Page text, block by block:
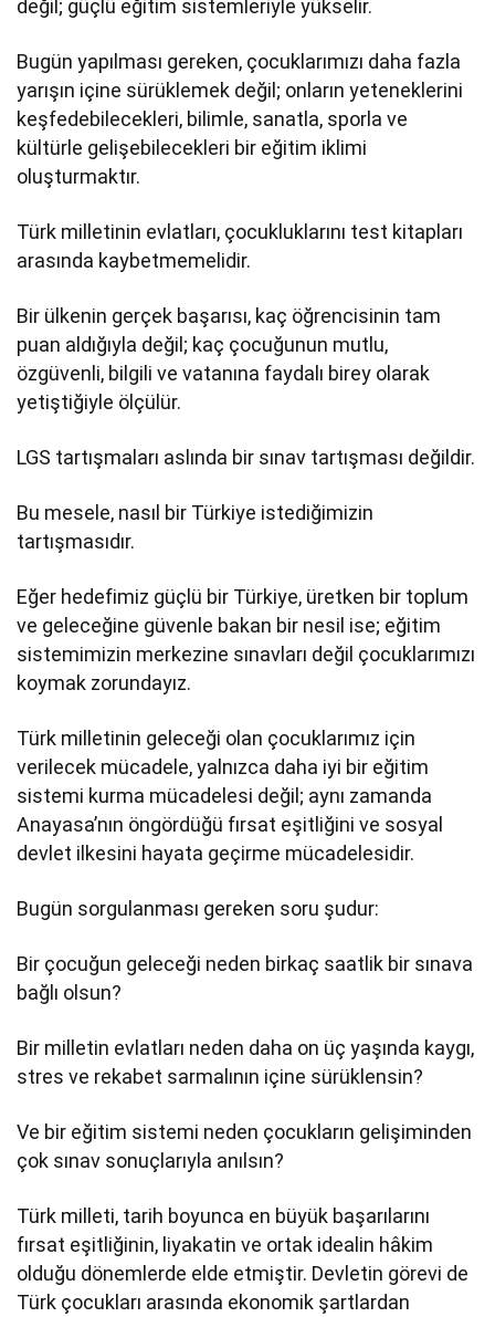
değil; güçlü eğitim sistemleriyle yükselir.
Bugün yapılması gereken, çocuklarımızı daha fazla
yarışın içine sürüklemek değil; onların yeteneklerini
keşfedebilecekleri, bilimle, sanatla, sporla ve
kültürle gelişebilecekleri bir eğitim iklimi
oluşturmaktır.
Türk milletinin evlatları, çocukluklarını test kitapları
arasında kaybetmemelidir.
Bir ülkenin gerçek başarısı, kaç öğrencisinin tam
puan aldığıyla değil; kaç çocuğunun mutlu,
özgüvenli, bilgili ve vatanına faydalı birey olarak
yetiştiğiyle ölçülür.
LGS tartışmaları aslında bir sınav tartışması değildir.
Bu mesele, nasıl bir Türkiye istediğimizin
tartışmasıdır.
Eğer hedefimiz güçlü bir Türkiye, üretken bir toplum
ve geleceğine güvenle bakan bir nesil ise; eğitim
sistemimizin merkezine sınavları değil çocuklarımızı
koymak zorundayız.
Türk milletinin geleceği olan çocuklarımız için
verilecek mücadele, yalnızca daha iyi bir eğitim
sistemi kurma mücadelesi değil; aynı zamanda
Anayasa’nın öngördüğü fırsat eşitliğini ve sosyal
devlet ilkesini hayata geçirme mücadelesidir.
Bugün sorgulanması gereken soru şudur:
Bir çocuğun geleceği neden birkaç saatlik bir sınava
bağlı olsun?
Bir milletin evlatları neden daha on üç yaşında kaygı,
stres ve rekabet sarmalının içine sürüklensin?
Ve bir eğitim sistemi neden çocukların gelişiminden
çok sınav sonuçlarıyla anılsın?
Türk milleti, tarih boyunca en büyük başarılarını
fırsat eşitliğinin, liyakatin ve ortak idealin hâkim
olduğu dönemlerde elde etmiştir. Devletin görevi de
Türk çocukları arasında ekonomik şartlardan